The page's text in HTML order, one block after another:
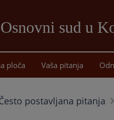
Osnovni sud u
ploča Vaša pitanja
postavljana pitanja